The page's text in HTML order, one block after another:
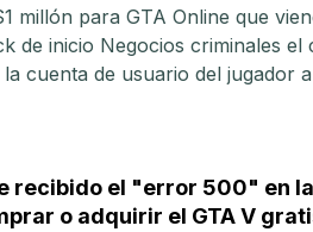
millón para GTA Online que
de inicio Negocios criminales
cuenta de usuario del jugador
recibido el "error 500" en
o adquirir el GTA V